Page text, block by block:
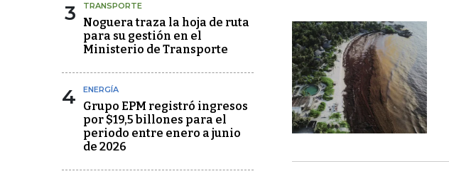
3 TRANSPORTE
Noguera traza la hoja de ruta
para su gestión en el
Ministerio de Transporte
4 ENERGÍA
Grupo EPM registró ingresos
por $19,5 billones para el
periodo entre enero a junio
de 2026